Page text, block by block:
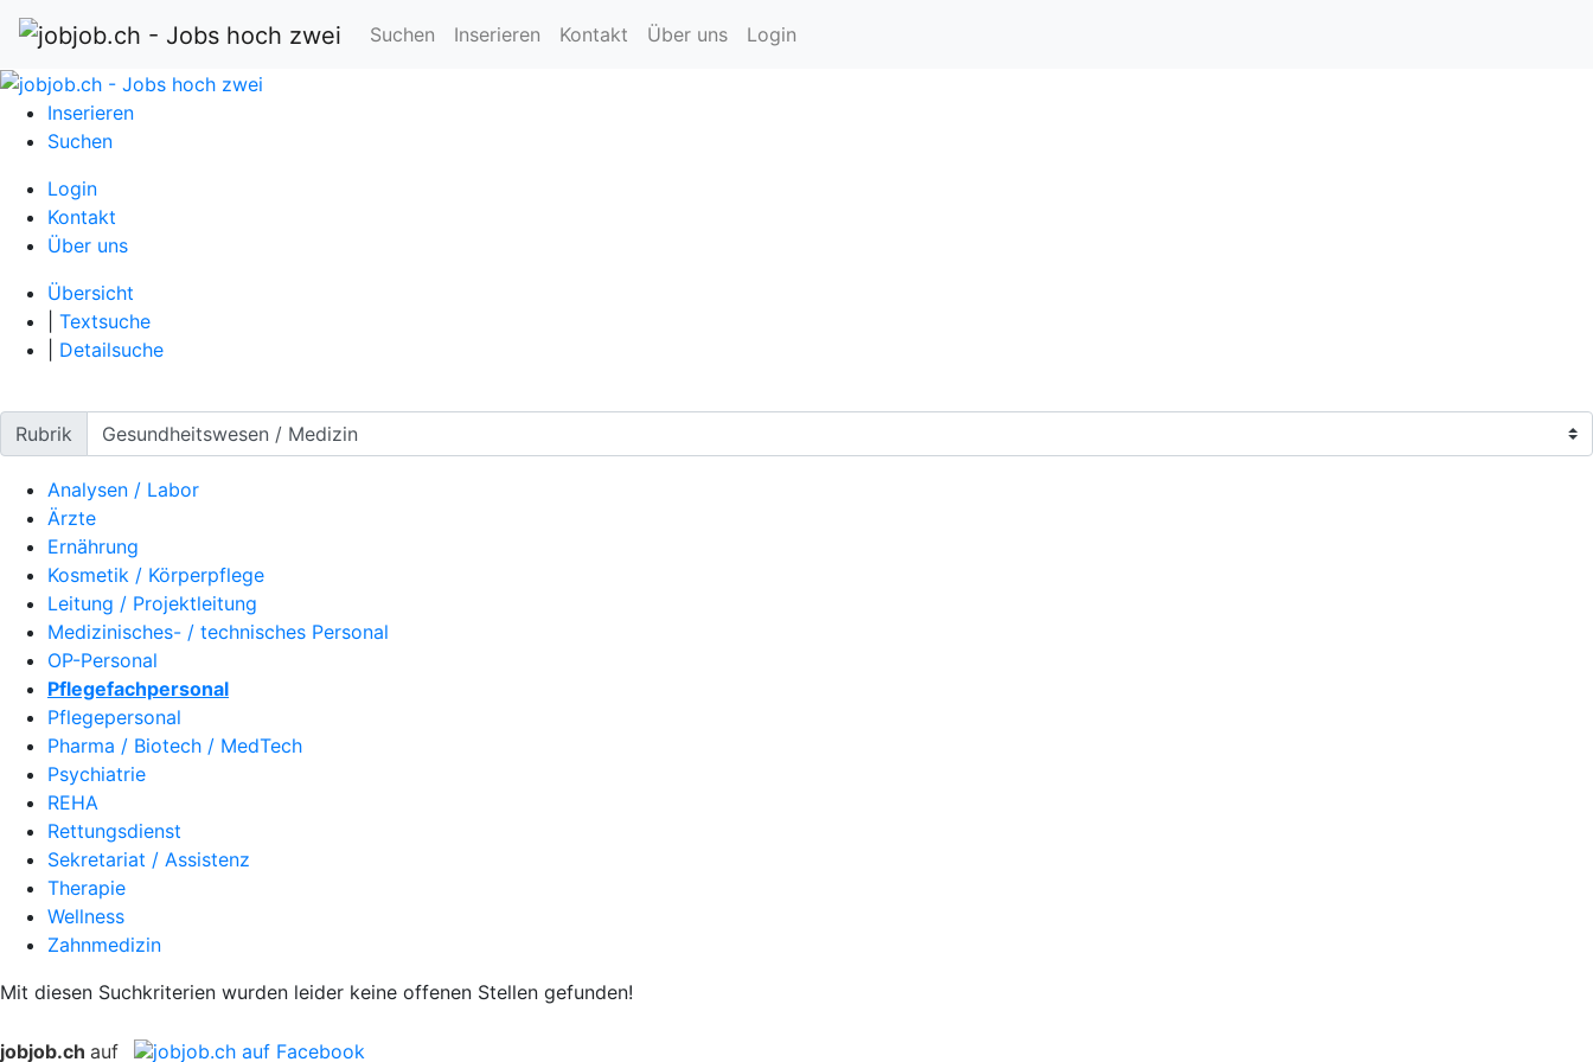
Suchen Inserieren Kontakt Über uns Login
Inserieren
Suchen
Login
Kontakt
Über uns
Übersicht
Textsuche
Detailsuche
Rubrik
Analysen / Labor
Ärzte
Ernährung
Kosmetik / Körperpflege
Leitung / Projektleitung
Medizinisches- / technisches Personal
OP-Personal
Pflegefachpersonal
Pflegepersonal
Pharma / Biotech / MedTech
Psychiatrie
REHA
Rettungsdienst
Sekretariat / Assistenz
Therapie
Wellness
Zahnmedizin
Mit diesen Suchkriterien wurden leider keine offenen Stellen gefunden!
jobjob.ch auf